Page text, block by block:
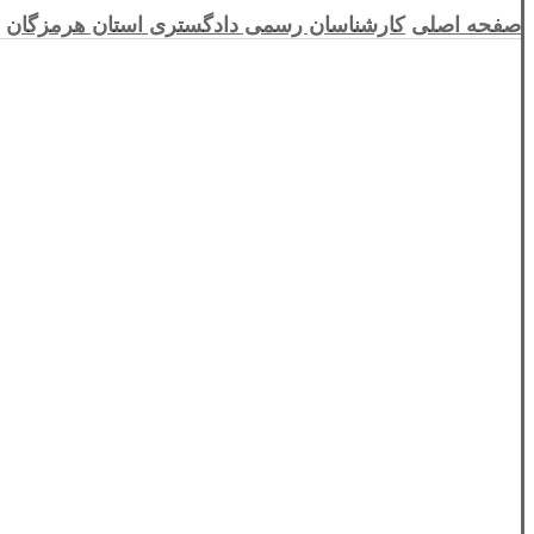
صفحه اصلی کارشناسان رسمی دادگستری استان هرمزگان